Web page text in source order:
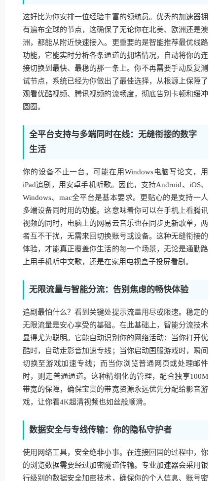
这好比为你安排一位经验丰富的领航员。优秀的加速器拥
有遍布全球的节点，这确保了无论你在北美、欧洲还是澳
洲，都能从附近快速接入。更重要的是智能推荐最优线路
功能，它能实时分析各条通道的拥堵情况，自动将你的连
接切换到最快、最稳的那一条上。你不再需要手动反复测
试节点，系统已经为你做出了最佳选择，从根源上保障了
观看优酷视频、腾讯视频的流畅度，彻底告别卡顿和缓冲
圆圈。
全平台支持与多端同时在线：无缝衔接的数字
生活
你的设备不止一台。可能在用Windows电脑写论文，用
iPad追剧，用安卓手机听歌。因此，支持Android、iOS、
Windows、mac全平台是基本要求。更贴心的是支持一人
多端设备同时用的功能。这意味着你可以在手机上看腾讯
视频的同时，电脑上的网易云音乐也在同步更新歌单，两
者互不干扰，无需来回切换账号或设备。这种无缝衔接的
体验，才能真正覆盖你生活的每一个场景，无论是通勤路
上用手机听中文歌，还是在家用电视盒子投屏看剧。
无限流量与智能分流：告别焦虑的畅快体验
追剧最怕什么？看到关键处提示流量用尽或限速。稳定的
无限流量是安心享受的基础。在此基础上，智能分流技术
显得尤为聪明。它能自动识别你的网络活动：当你打开优
酷时，自动走影音加速专线；当你启动国服游戏时，瞬间
切换至游戏加速专线；而当你浏览普通网页或处理邮件
时，则走普通通道。这种精细化的管理，配合独享100M
带宽的保障，确保宝贵的带宽资源永远优先分配给影音游
戏，让你看4K超清视频也如丝般顺滑。
数据安全与专线传输：你的隐私守护者
使用网络工具，安全绝非小事。在连接回国的过程中，你
的浏览数据需要经过加密隧道传输。专业加速器会采用银
行级别的数据安全加密技术，确保你的个人信息、账号密